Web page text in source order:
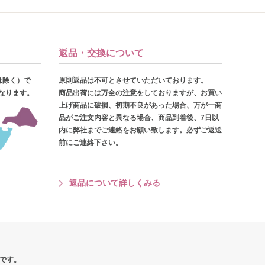
除く）で
ります。
返品・交換について
原則返品は不可とさせていただいております。
商品出荷には万全の注意をしておりますが、お買い
上げ商品に破損、初期不良があった場合、万が一商
品がご注文内容と異なる場合、商品到着後、7日以
内に弊社までご連絡をお願い致します。必ずご返送
前にご連絡下さい。
返品について詳しくみる
す。